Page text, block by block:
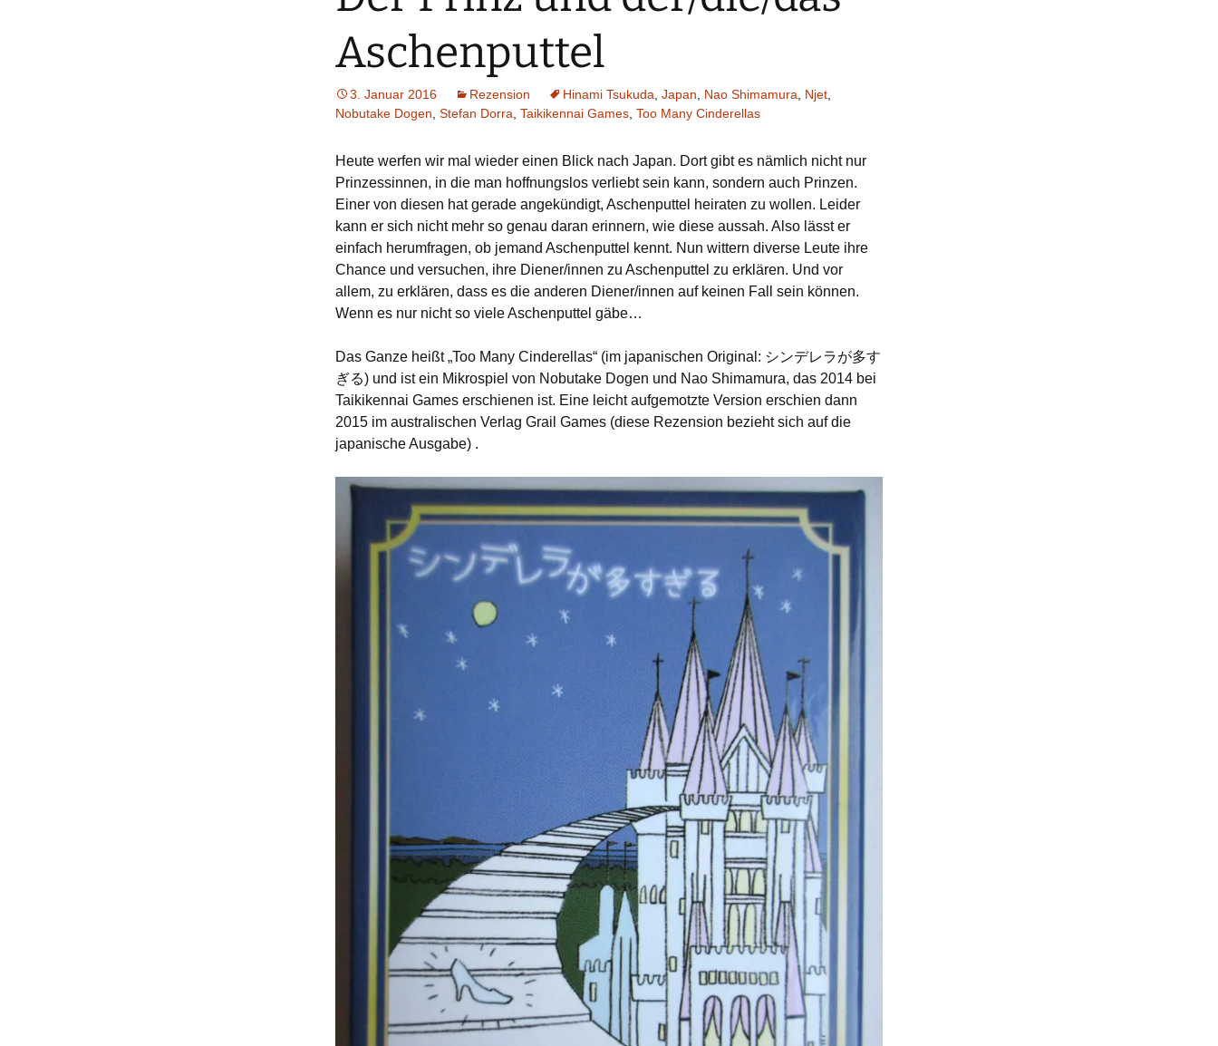
Verlagsliste Costa Rica
Verlagsliste Ecuador
Verlagsliste Kolumbien
Verlagsliste Mexiko
Verlagsliste Peru
Verlagsliste Uruguay
Verlagsliste Venezuela
Topfrosch
Tricky Bid
toi!
Unveröffentlichte Spiele
Aschenputtel
3. Januar 2016 Rezension Hinami Tsukuda Japan Nao Shimamura Njet
Nobutake Dogen Stefan Dorra Taikikennai Games Too Many Cinderellas
Heute werfen wir mal wieder einen Blick nach Japan. Dort gibt es nämlich nicht nur
Prinzessinnen, in die man hoffnungslos verliebt sein kann, sondern auch Prinzen.
Einer von diesen hat gerade angekündigt, Aschenputtel heiraten zu wollen. Leider
kann er sich nicht mehr so genau daran erinnern, wie diese aussah. Also lässt er
einfach herumfragen, ob jemand Aschenputtel kennt. Nun wittern diverse Leute ihre
Chance und versuchen, ihre Diener/innen zu Aschenputtel zu erklären. Und vor
allem, zu erklären, dass es die anderen Diener/innen auf keinen Fall sein können.
Wenn es nur nicht so viele Aschenputtel gäbe…
Das Ganze heißt „Too Many Cinderellas“ (im japanischen Original: シンデレラが多す
ぎる) und ist ein Mikrospiel von Nobutake Dogen und Nao Shimamura, das 2014 bei
Taikikennai Games erschienen ist. Eine leicht aufgemotzte Version erschien dann
2015 im australischen Verlag Grail Games (diese Rezension bezieht sich auf die
japanische Ausgabe) .